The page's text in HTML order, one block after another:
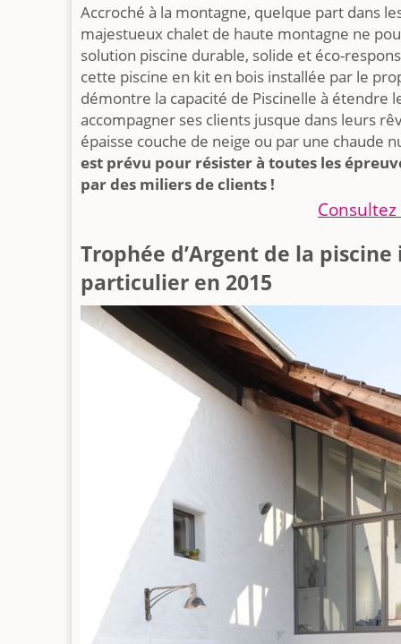
Accroché à la montagne, quelque part dans
majestueux chalet de haute montagne ne
solution piscine durable, solide et éco-
cette piscine en kit en bois installée par le
démontre la capacité de Piscinelle à étendre
accompagner ses clients jusque dans leurs
épaisse couche de neige ou par une chaude
est prévu pour résister à toutes les
par des miliers de clients !
Trophée d’Argent de la
particulier en 2015